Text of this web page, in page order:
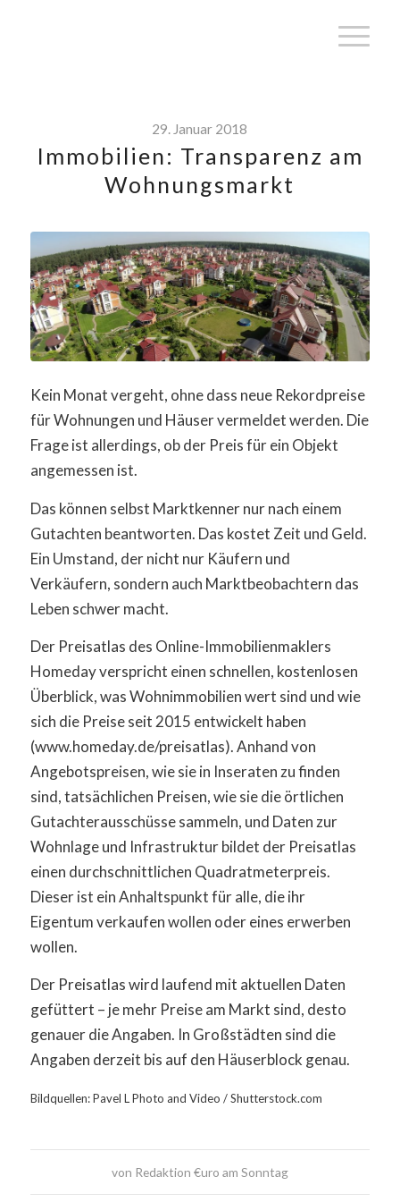
29. Januar 2018
Immobilien: Transparenz am
Wohnungsmarkt
Kein Monat vergeht, ohne dass neue Rekordpreise
für Wohnungen und Häuser vermeldet werden. Die
Frage ist allerdings, ob der Preis für ein Objekt
angemessen ist.
Das können selbst Marktkenner nur nach einem
Gutachten beantworten. Das kostet Zeit und Geld.
Ein Umstand, der nicht nur Käufern und
Verkäufern, sondern auch Markt­beobachtern das
Leben schwer macht.
Der Preisatlas des Online-Immobilienmaklers
Homeday verspricht einen schnellen, kostenlosen
Überblick, was Wohnimmobilien wert sind und wie
sich die Preise seit 2015 entwickelt haben
(www.homeday.de/preisatlas). Anhand von
Angebotspreisen, wie sie in Inseraten zu finden
sind, tatsächlichen Preisen, wie sie die örtlichen
Gutachterausschüsse sammeln, und Daten zur
Wohnlage und Infrastruktur bildet der Preisatlas
einen durchschnittlichen Quadratmeterpreis.
Dieser ist ein Anhaltspunkt für alle, die ihr
Eigentum verkaufen wollen oder eines erwerben
wollen.
Der Preisatlas wird laufend mit aktuellen Daten
gefüttert – je mehr Preise am Markt sind, desto
genauer die Angaben. In Großstädten sind die
Angaben derzeit bis auf den Häuserblock genau.
Bildquellen: Pavel L Photo and Video / Shutterstock.com
von Redaktion €uro am Sonntag